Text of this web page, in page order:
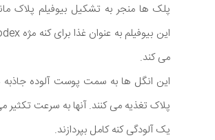
پلک ها منجر به تشکیل بیوفیلم پلاک
می کند.
این انگل ها به سمت پوست آلوده جاذبه
پلاک تغذیه می کنند. آنها به سرعت تکثیر
یک آلودگی کنه کامل بپردازند.